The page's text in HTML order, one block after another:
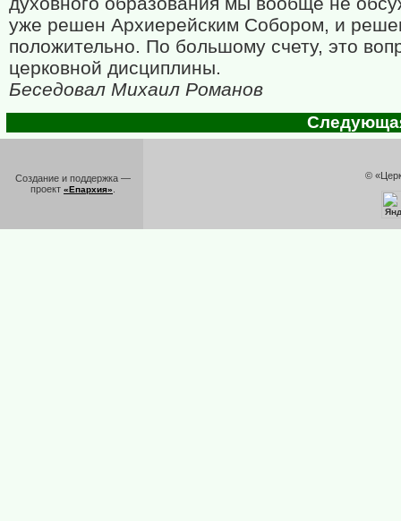
уже решен Архиерейским Собором, и
положительно. По большому счету, это
церковной дисциплины.
Беседовал Михаил Романов
Создание и поддержка —
проект «Епархия»
©